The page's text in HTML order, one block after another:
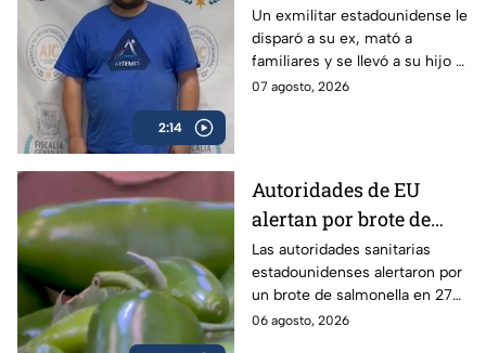
2:14
disparó a su ex en
Saltillo, mató a
familiares y se llevó a
su hijo
Un exmilitar estadounidense le
disparó a su ex, mató a
familiares y se llevó a su hijo a
la frontera.
07 agosto, 2026
Autoridades de EU
alertan por brote de
Salmonella en cultivos
de jalapeño en México
Las autoridades sanitarias
estadounidenses alertaron por
un brote de salmonella en 27
estados vinculados a el chile
06 agosto, 2026